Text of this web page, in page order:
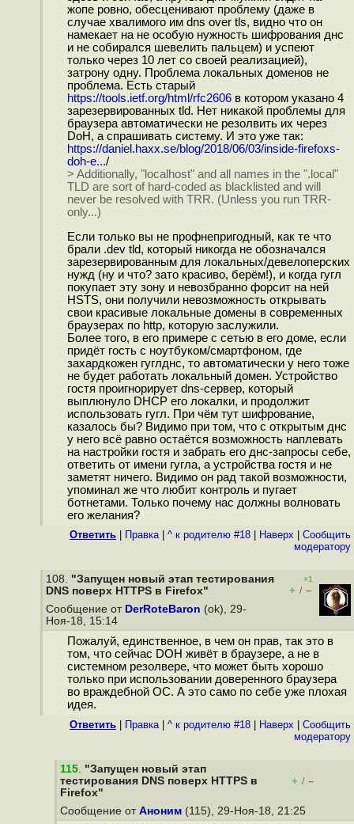
жопе ровно, обесценивают проблему (даже в
случае хвалимого им dns over tls, видно что он
намекает на не особую нужность шифрования днс
и не собирался шевелить пальцем) и успеют
только через 10 лет со своей реализацией),
затрону одну. Проблема локальных доменов не
проблема. Есть старый
https://tools.ietf.org/html/rfc2606в котором указано 4
зарезервированных tld. Нет никакой проблемы для
браузера автоматически не резолвить их через
DoH, а спрашивать систему. И это уже так:
https://daniel.haxx.se/blog/2018/06/03/inside-firefoxs-
doh-e.../
> Additionally, "localhost" and all names in the ".local"
TLD are sort of hard-coded as blacklisted and will
never be resolved with TRR. (Unless you run TRR-
only...)
Если только вы не профнепригодный, как те что
брали .dev tld, который никогда не обозначался
зарезервированным для локальных/девелоперских
нужд (ну и что? зато красиво, берём!), и когда гугл
покупает эту зону и невозбранно форсит на ней
HSTS, они получили невозможность открывать
свои красивые локальные домены в современных
браузерах по http, которую заслужили.
Более того, в его примере с сетью в его доме, если
придёт гость с ноутбуком/смартфоном, где
захардкожен гуглднс, то автоматически у него тоже
не будет работать локальный домен. Устройство
гостя проигнорирует dns-сервер, который
выплюнуло DHCP его локалки, и продолжит
использовать гугл. При чём тут шифрование,
казалось бы? Видимо при том, что с открытым днс
у него всё равно остаётся возможность наплевать
на настройки гостя и забрать его днс-запросы себе,
ответить от имени гугла, а устройства гостя и не
заметят ничего. Видимо он рад такой возможности,
упоминал же что любит контроль и пугает
ботнетами. Только почему нас должны волновать
его желания?
Ответить Правка| ^ к родителю #18 Наверх
Cообщить
модератору
108. "Запущен новый этап тестирования
DNS поверх HTTPS в Firefox"
+1
+ / –
Сообщение от DerRoteBaron (ok), 29-
Ноя-18, 15:14
Пожалуй, единственное, в чем он прав, так это в
том, что сейчас DOH живёт в браузере, а не в
системном резолвере, что может быть хорошо
только при использовании доверенного браузера
во враждебной ОС. А это само по себе уже плохая
идея.
Ответить Правка| ^ к родителю #18 Наверх
Cообщить
модератору
115. "Запущен новый этап
тестирования DNS поверх HTTPS в
Firefox"
+ / –
Сообщение от Аноним (115), 29-Ноя-18, 21:25